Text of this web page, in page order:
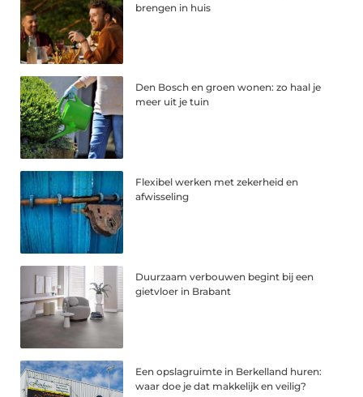
brengen in huis
Den Bosch en groen wonen: zo haal je
meer uit je tuin
Flexibel werken met zekerheid en
afwisseling
Duurzaam verbouwen begint bij een
gietvloer in Brabant
Een opslagruimte in Berkelland huren:
waar doe je dat makkelijk en veilig?